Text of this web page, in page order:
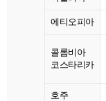
에티오피아
콜롬비아
코스타리카
호주